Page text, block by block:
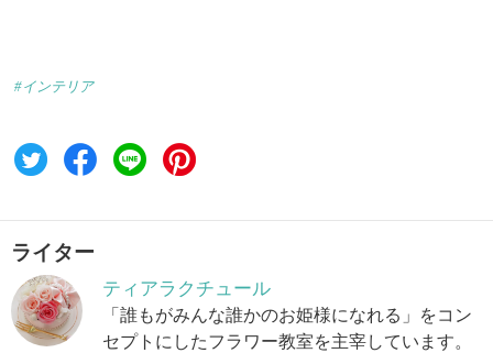
#インテリア
ライター
ティアラクチュール
「誰もがみんな誰かのお姫様になれる」をコン
セプトにしたフラワー教室を主宰しています。